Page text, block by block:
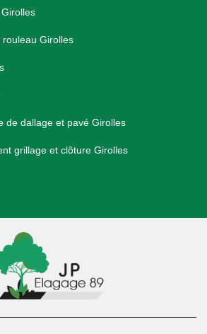
Girolles
de dallage et pavé Girolles
grillage et clôture Girolles